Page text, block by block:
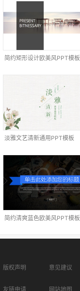
简约矩形设计欧美风PPT模板
淡雅文艺清新通用PPT模板
简约清爽蓝色欧美风PPT模板
版权声明 意见建议
友链申请 网站地图